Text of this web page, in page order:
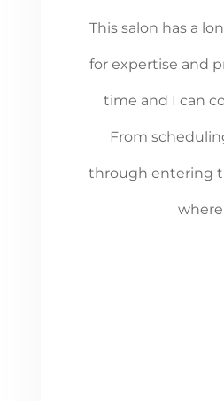
This salon has a
for expertise and
time and I can
From
through entering